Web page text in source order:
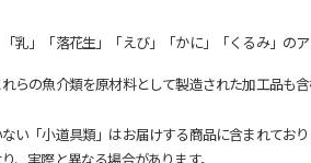
乳」「落花生」「えび」「かに」「くるみ」の
らの魚介類を原材料として製造された加工品も
い「小道具類」はお届けする商品に含まれており